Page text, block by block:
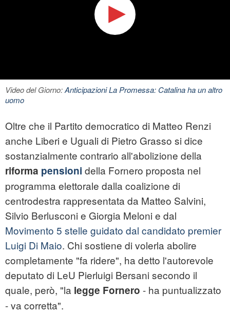
Video del Giorno:Anticipazioni La Promessa: Catalina ha un altro
uomo
Oltre che il Partito democratico di Matteo Renzi
anche Liberi e Uguali di Pietro Grasso si dice
sostanzialmente contrario all'abolizione della
riforma pensioni della Fornero proposta nel
programma elettorale dalla coalizione di
centrodestra rappresentata da Matteo Salvini,
Silvio Berlusconi e Giorgia Meloni e dal
Movimento 5 stelle guidato dal candidato premier
Luigi Di Maio. Chi sostiene di volerla abolire
completamente "fa ridere", ha detto l'autorevole
deputato di LeU Pierluigi Bersani secondo il
quale, però, "la legge Fornero - ha puntualizzato
- va corretta".